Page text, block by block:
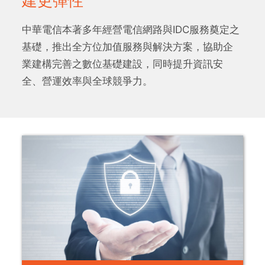
中華電信本著多年經營電信網路與IDC服務奠定之
基礎，推出全方位加值服務與解決方案，協助企
業建構完善之數位基礎建設，同時提升資訊安
全、營運效率與全球競爭力。